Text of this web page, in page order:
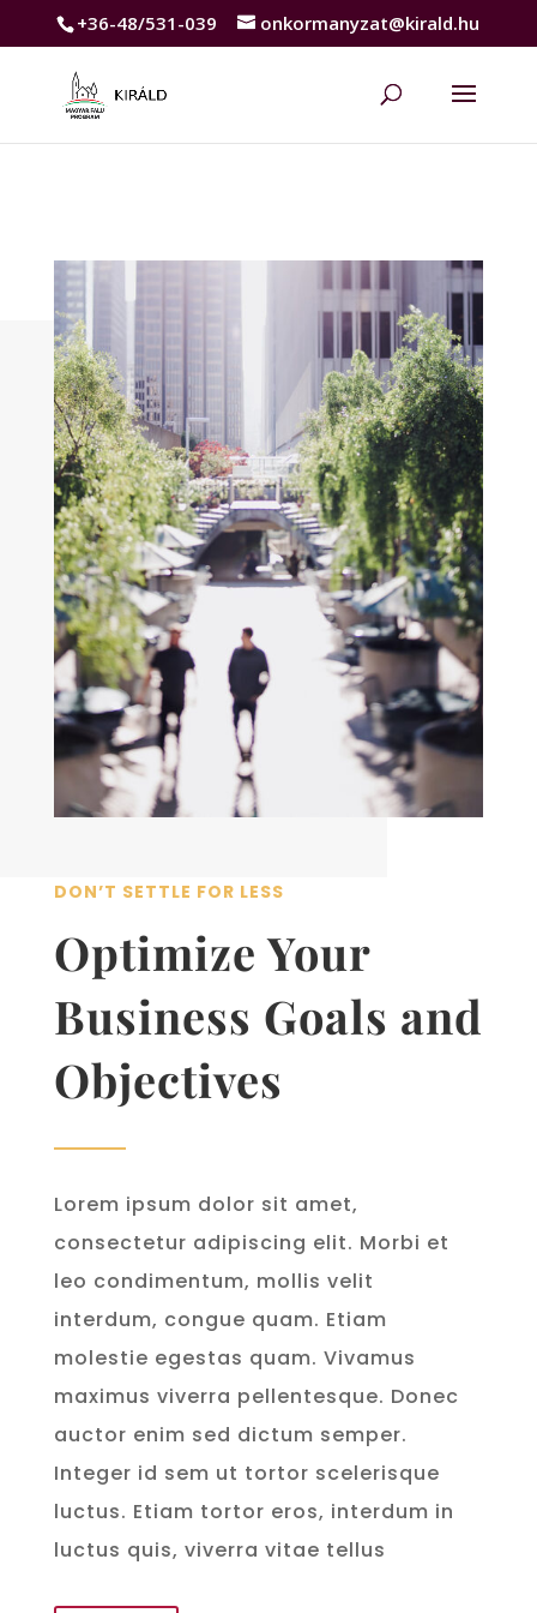
+36-48/531-039 onkormanyzat@kirald.hu
DON’T SETTLE FOR LESS
Optimize Your
Business Goals and
Objectives
Lorem ipsum dolor sit amet,
consectetur adipiscing elit. Morbi et
leo condimentum, mollis velit
interdum, congue quam. Etiam
molestie egestas quam. Vivamus
maximus viverra pellentesque. Donec
auctor enim sed dictum semper.
Integer id sem ut tortor scelerisque
luctus. Etiam tortor eros, interdum in
luctus quis, viverra vitae tellus